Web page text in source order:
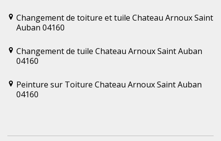
Changement de toiture et tuile Chateau Arnoux Saint
Auban 04160
Changement de tuile Chateau Arnoux Saint Auban
04160
Peinture sur Toiture Chateau Arnoux Saint Auban
04160